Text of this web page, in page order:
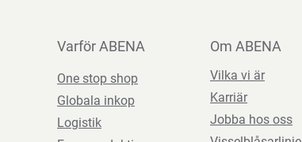
Varför ABENA
One stop shop
Globala inkop
Logistik
Om ABENA
Vilka vi är
Karriär
Jobba hos oss